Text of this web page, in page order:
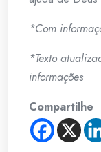
*Com
*Texto
informações
Compartilhe